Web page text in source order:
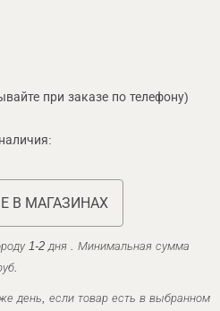
при заказе по телефону)
В МАГАЗИНАХ
1-2 дня . Минимальная сумма
день, если товар есть в выбранном